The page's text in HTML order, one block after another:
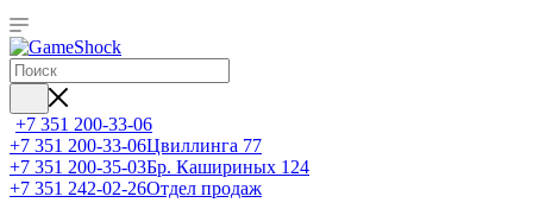
+7 351 200-33-06
+7 351 200-33-06Цвиллинга 77
+7 351 200-35-03Бр. Кашириных 124
+7 351 242-02-26Отдел продаж